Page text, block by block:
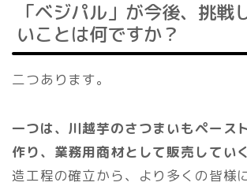
「ベジパル」が今後、挑戦
いことは何ですか？
二つあります。
一つは、川越芋のさつまいもペース
作り、業務用商材として販売してい
造工程の確立から、より多くの皆様